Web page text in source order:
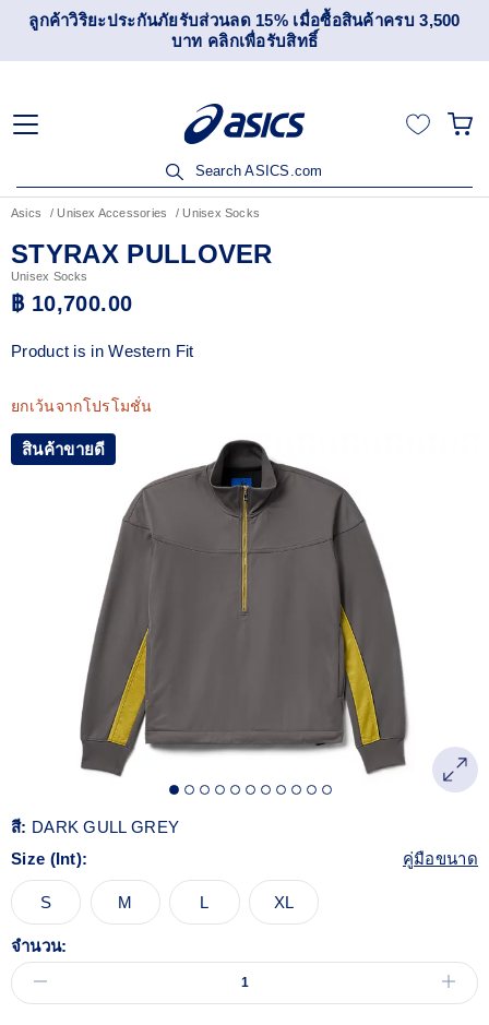
ลูกค้าวิริยะประกันภัยรับส่วนลด 15% เมื่อซื้อสินค้าครบ 3,500
บาท คลิกเพื่อรับสิทธิ์
Search ASICS.com
Asics Unisex Accessories Unisex Socks
STYRAX PULLOVER
Unisex Socks
฿ 10,700.00
Product is in Western Fit
ยกเว้นจากโปรโมชั่น
สินค้าขายดี
สี: DARK GULL GREY
Size (Int):
คู่มือขนาด
S M L XL
จำนวน: